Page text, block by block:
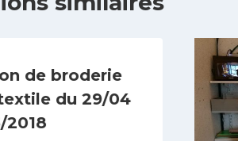
de broderie
du 29/04
2018